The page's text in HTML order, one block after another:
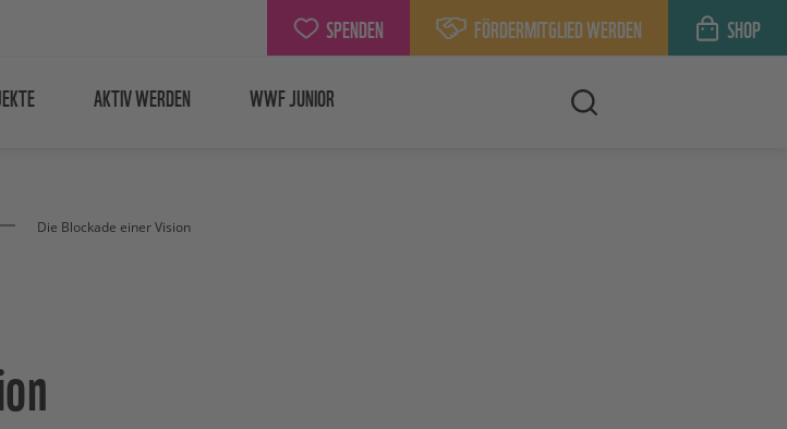
SPENDEN FÖRDERMITGLIED WERDEN SHOP
AKTIV WERDEN WWF JUNIOR
Die Blockade einer Vision